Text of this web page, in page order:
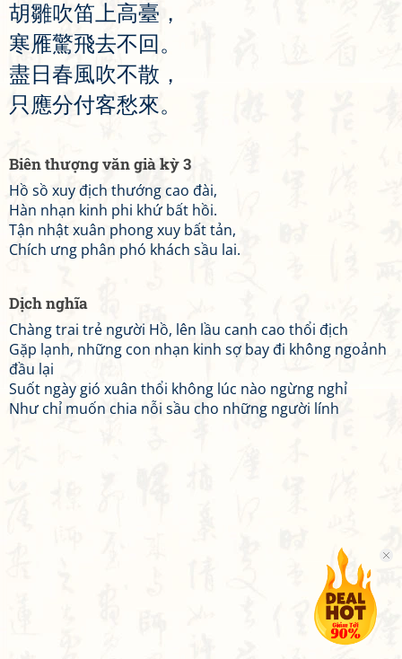
胡雛吹笛 上高臺 ，
寒雁驚飛去不回 。
盡 日 春風吹不散 ，
只 應分付客愁來。
Biên thượng văn già kỳ 3
Hồ sồ xuy địch thướng cao đài,
Hàn nhạn kinh phi khứ bất hồi.
Tận nhật xuân phong xuy bất tản,
Chích ưng phân phó khách sầu lai.
Dịch nghĩa
Chàng trai trẻ người Hồ, lên lầu canh cao thổi địch
Gặp lạnh, những con nhạn kinh sợ bay đi không ngoảnh
đầu lại
Suốt ngày gió xuân thổi không lúc nào ngừng nghỉ
Như chỉ muốn chia nỗi sầu cho những người lính